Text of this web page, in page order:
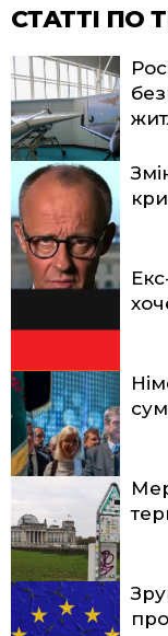
СТАТТІ ПО